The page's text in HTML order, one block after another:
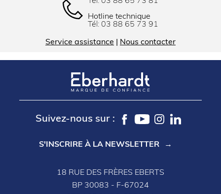
Hotline technique
Tél: 03 88 65 73 91
Service assistance Nous contacter
Suivez-nous sur :
S'INSCRIRE À LA NEWSLETTER
18 RUE DES FRÈRES EBERTS
BP 30083 - F-67024